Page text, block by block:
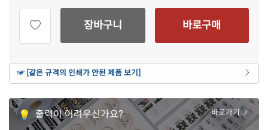
CL925LG-DV202
레이저 전용
재질 설명
재질 설명
흰색 무광 방수 레이저
CL925MP-DV202레이저 전용
투명(50μm) 방수 레이저
CL925LT-DV202레이저 전용
재질 설명
장바구니 바로구매
☞ [같은 규격의 인쇄가 안된 제품 보기]
출력이 어려우신가요? 바로가기